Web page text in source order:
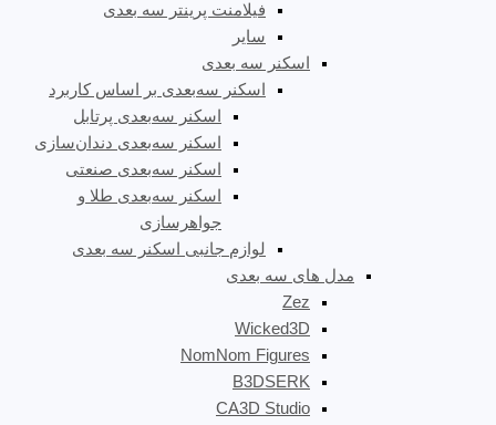
فیلامنت پرینتر سه بعدی
سایر
اسکنر سه بعدی
اسکنر سه‌بعدی بر اساس کاربرد
اسکنر سه‌بعدی پرتابل
اسکنر سه‌بعدی دندان‌سازی
اسکنر سه‌بعدی صنعتی
اسکنر سه‌بعدی طلا و
جواهرسازی
لوازم جانبی اسکنر سه بعدی
مدل های سه بعدی
Zez
Wicked3D
NomNom Figures
B3DSERK
CA3D Studio